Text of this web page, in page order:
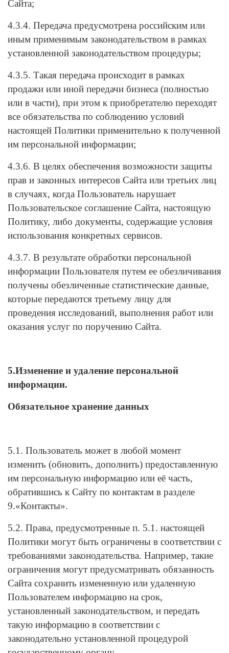
Сайта;
4.3.4. Передача предусмотрена российским или
иным применимым законодательством в рамках
установленной законодательством процедуры;
4.3.5. Такая передача происходит в рамках
продажи или иной передачи бизнеса (полностью
или в части), при этом к приобретателю переходят
все обязательства по соблюдению условий
настоящей Политики применительно к полученной
им персональной информации;
4.3.6. В целях обеспечения возможности защиты
прав и законных интересов Сайта или третьих лиц
в случаях, когда Пользователь нарушает
Пользовательское соглашение Сайта, настоящую
Политику, либо документы, содержащие условия
использования конкретных сервисов.
4.3.7. В результате обработки персональной
информации Пользователя путем ее обезличивания
получены обезличенные статистические данные,
которые передаются третьему лицу для
проведения исследований, выполнения работ или
оказания услуг по поручению Сайта.
5.Изменение и удаление персональной
информации.
Обязательное хранение данных
5.1. Пользователь может в любой момент
изменить (обновить, дополнить) предоставленную
им персональную информацию или её часть,
обратившись к Сайту по контактам в разделе
9.«Контакты».
5.2. Права, предусмотренные п. 5.1. настоящей
Политики могут быть ограничены в соответствии с
требованиями законодательства. Например, такие
ограничения могут предусматривать обязанность
Сайта сохранить измененную или удаленную
Пользователем информацию на срок,
установленный законодательством, и передать
такую информацию в соответствии с
законодательно установленной процедурой